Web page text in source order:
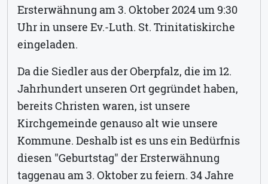
Ersterwähnung am 3. Oktober 2024 um 9:30
Uhr in unsere Ev.-Luth. St. Trinitatiskirche
eingeladen.
Da die Siedler aus der Oberpfalz, die im 12.
Jahrhundert unseren Ort gegründet haben,
bereits Christen waren, ist unsere
Kirchgemeinde genauso alt wie unsere
Kommune. Deshalb ist es uns ein Bedürfnis
diesen "Geburtstag" der Ersterwähnung
taggenau am 3. Oktober zu feiern. 34 Jahre